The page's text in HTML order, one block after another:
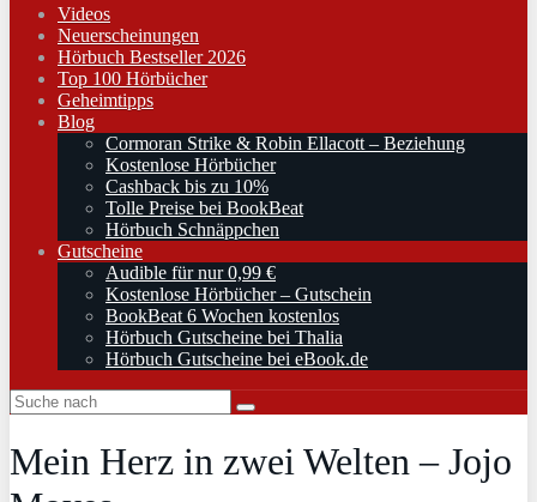
Videos
Neuerscheinungen
Hörbuch Bestseller 2026
Top 100 Hörbücher
Geheimtipps
Blog
Cormoran Strike & Robin Ellacott – Beziehung
Kostenlose Hörbücher
Cashback bis zu 10%
Tolle Preise bei BookBeat
Hörbuch Schnäppchen
Gutscheine
Audible für nur 0,99 €
Kostenlose Hörbücher – Gutschein
BookBeat 6 Wochen kostenlos
Hörbuch Gutscheine bei Thalia
Hörbuch Gutscheine bei eBook.de
Mein Herz in zwei Welten – Jojo